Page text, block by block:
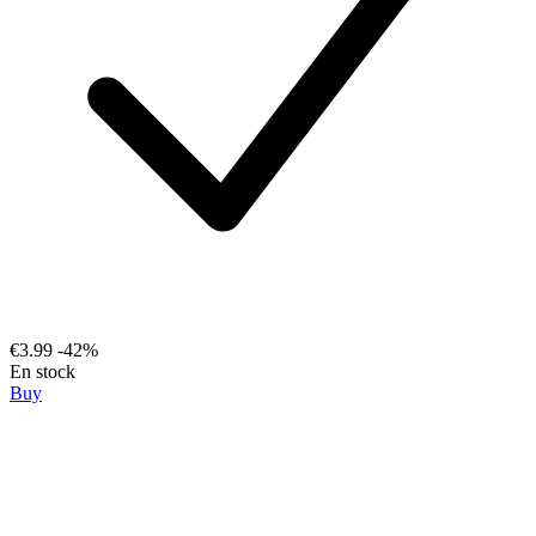
€3.99 -42%
En stock
Buy